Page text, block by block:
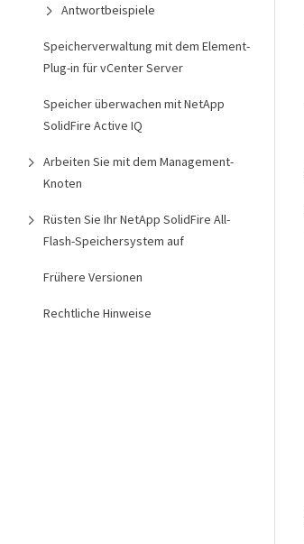
Antwortbeispiele
Speicherverwaltung mit dem Element-
Plug-in für vCenter Server
Speicher überwachen mit NetApp
SolidFire Active IQ
Arbeiten Sie mit dem Management-
Knoten
Rüsten Sie Ihr NetApp SolidFire All-
Flash-Speichersystem auf
Frühere Versionen
Rechtliche Hinweise